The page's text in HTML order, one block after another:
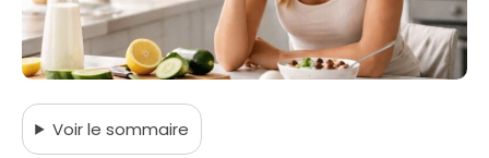
Voirle sommaire